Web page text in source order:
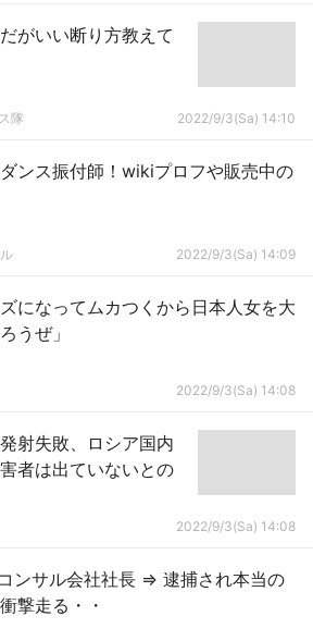
がいい断り方教えて
隊 2022/9/3(Sa) 14:10
ンス振付師！wikiプロフや販売中の
2022/9/3(Sa) 14:09
になってムカつくから日本人女を大
うぜ」
2022/9/3(Sa) 14:08
射失敗、ロシア国内
者は出ていないとの
2022/9/3(Sa) 14:08
ンサル会社社長 ⇒ 逮捕され本当の
撃走る・・